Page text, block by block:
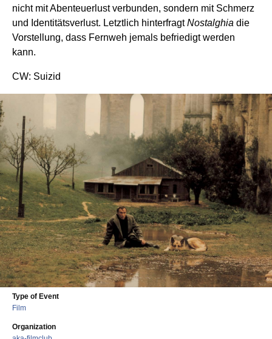
nicht mit Abenteuerlust verbunden, sondern mit Schmerz
und Identitätsverlust. Letztlich hinterfragtNostalghia die
Vorstellung, dass Fernweh jemals befriedigt werden
kann.
CW: Suizid
Type of Event
Film
Organization